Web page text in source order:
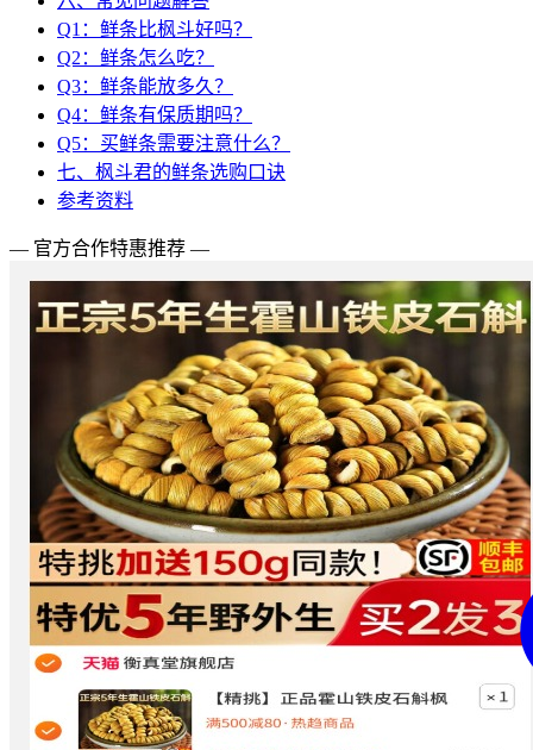
Q1：鲜条比枫斗好吗？
Q2：鲜条怎么吃？
Q3：鲜条能放多久？
Q4：鲜条有保质期吗？
Q5：买鲜条需要注意什么？
七、枫斗君的鲜条选购口诀
参考资料
— 官方合作特惠推荐 —